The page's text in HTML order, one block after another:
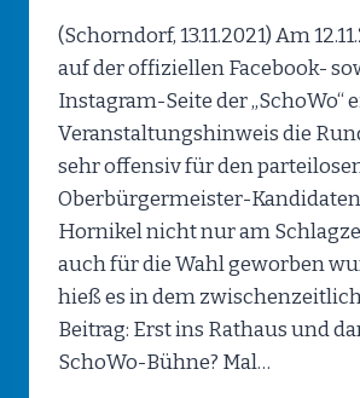
(Schorndorf, 13.11.2021) Am
auf der offiziellen Facebook-
Instagram-Seite der „SchoWo“
Veranstaltungshinweis die
sehr offensiv für den
Oberbürgermeister-
Hornikel nicht nur am
auch für die Wahl geworben
hieß es in dem
Beitrag: Erst ins Rathaus und
SchoWo-Bühne? Mal…